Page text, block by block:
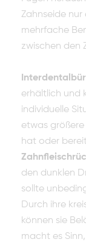
Zahnseide
mehrfache
zwischen den
erhältlich und
individuelle
etwas
hat oder
den dunklen
sollte
Durch ihre
können sie
macht es